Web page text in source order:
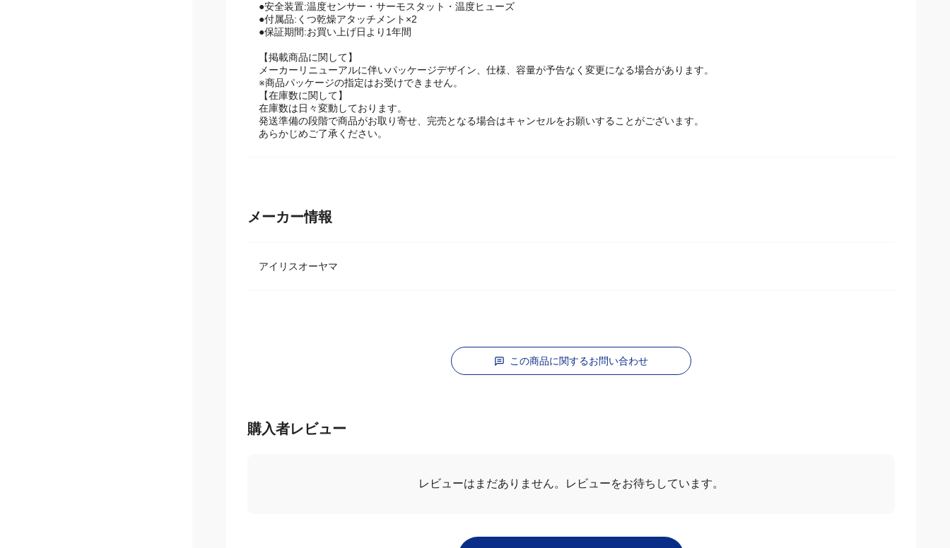
●安全装置:温度センサー・サーモスタット・温度ヒューズ
●付属品:くつ乾燥アタッチメント×2
●保証期間:お買い上げ日より1年間
【掲載商品に関して】
メーカーリニューアルに伴いパッケージデザイン、仕様、容量が予告なく変更になる場合があります。
※商品パッケージの指定はお受けできません。
【在庫数に関して】
在庫数は日々変動しております。
発送準備の段階で商品がお取り寄せ、完売となる場合はキャンセルをお願いすることがございます。
あらかじめご了承ください。
メーカー情報
アイリスオーヤマ
この商品に関するお問い合わせ
購入者レビュー
レビューはまだありません。 レビューをお待ちしています。